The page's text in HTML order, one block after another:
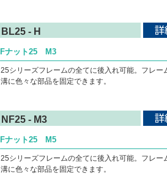
BL25 - H
Fナット25 M3
25シリーズフレームの全てに後入れ可能。フレー
溝に色々な部品を固定できます。
NF25 - M3
Fナット25 M5
25シリーズフレームの全てに後入れ可能。フレー
溝に色々な部品を固定できます。